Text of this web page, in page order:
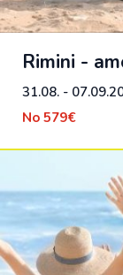
Rimini -
31.08. -
No 579€